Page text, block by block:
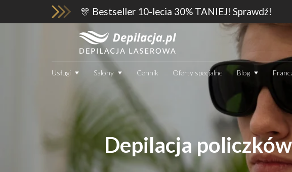
🎊 Bestseller 10-lecia 30% TANIEJ! Sprawdź!
Usługi Salony Cennik Oferty specjalne Blog
Depilacja